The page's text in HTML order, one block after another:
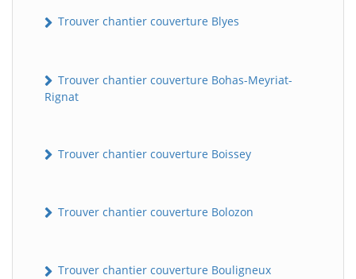
Trouver chantier couverture Blyes
Trouver chantier couverture Bohas-Meyriat-
Rignat
Trouver chantier couverture Boissey
Trouver chantier couverture Bolozon
Trouver chantier couverture Bouligneux